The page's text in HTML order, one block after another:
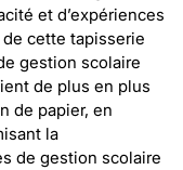
et d’expériences
cette tapisserie
gestion scolaire
de plus en plus
de papier, en
la
de gestion scolaire